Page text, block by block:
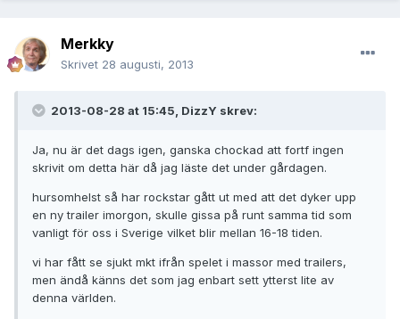
Merkky
Skrivet 28 augusti, 2013
2013-08-28 at 15:45, DizzY skrev:
Ja, nu är det dags igen, ganska chockad att fortf ingen
skrivit om detta här då jag läste det under gårdagen.
hursomhelst så har rockstar gått ut med att det dyker upp
en ny trailer imorgon, skulle gissa på runt samma tid som
vanligt för oss i Sverige vilket blir mellan 16-18 tiden.
vi har fått se sjukt mkt ifrån spelet i massor med trailers,
men ändå känns det som jag enbart sett ytterst lite av
denna världen.